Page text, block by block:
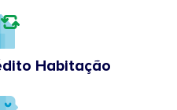
Habitação